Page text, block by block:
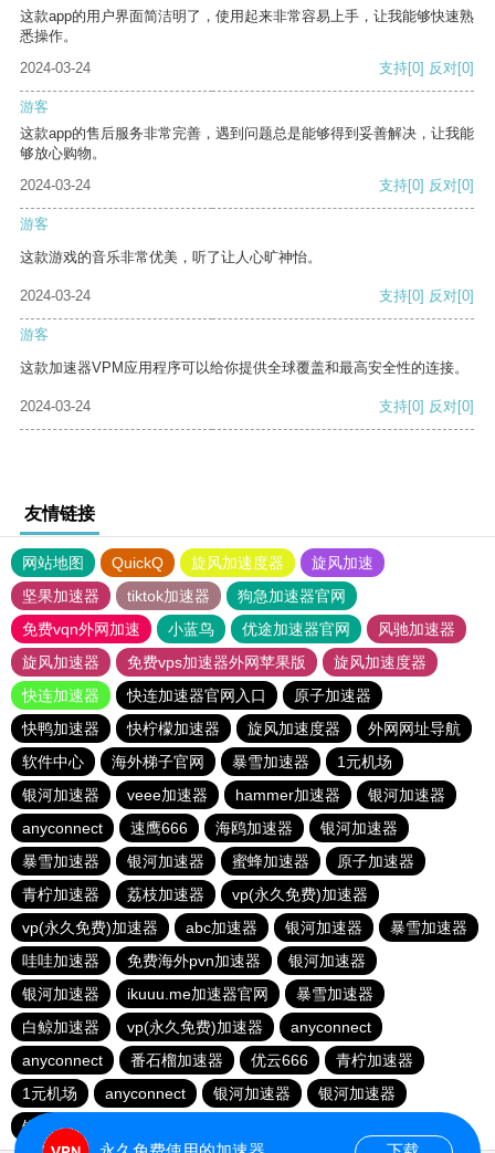
这款app的用户界面简洁明了，使用起来非常容易上手，让我能够快速熟
悉操作。
2024-03-24
支持[0] 反对[0]
游客
这款app的售后服务非常完善，遇到问题总是能够得到妥善解决，让我能
够放心购物。
2024-03-24
支持[0] 反对[0]
游客
这款游戏的音乐非常优美，听了让人心旷神怡。
2024-03-24 支持[0] 反对[0]
游客
这款加速器VPM应用程序可以给你提供全球覆盖和最高安全性的连接。
2024-03-24 支持[0] 反对[0]
友情链接
网站地图 QuickQ 旋风加速度器
旋风加速
坚果加速器
tiktok加速器
狗急加速器官网
免费vqn外网加速
小蓝鸟 优途加速器官网
风驰加速器
旋风加速器
免费vps加速器外网苹果版
旋风加速度器
快连加速器
快连加速器官网入口
原子加速器
快鸭加速器
快柠檬加速器 旋风加速度器
外网网址导航
软件中心
海外梯子官网 暴雪加速器
1元机场
银河加速器
veee加速器 hammer加速器
银河加速器
anyconnect
速鹰666 海鸥加速器
银河加速器
暴雪加速器
银河加速器 蜜蜂加速器
原子加速器
青柠加速器
荔枝加速器
vp(永久免费)加速器
vp(永久免费)加速器
abc加速器 银河加速器
暴雪加速器
哇哇加速器
免费海外pvn加速器
银河加速器
银河加速器
ikuuu.me加速器官网
暴雪加速器
白鲸加速器
vp(永久免费)加速器
anyconnect
anyconnect
番石榴加速器 优云666
青柠加速器
1元机场
anyconnect 银河加速器
银河加速器
银河加速器